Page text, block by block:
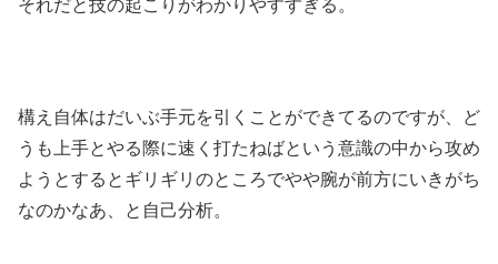
それだと技の起こりがわかりやすすぎる。
構え自体はだいぶ手元を引くことができてるのですが、ど
うも上手とやる際に速く打たねばという意識の中から攻め
ようとするとギリギリのところでやや腕が前方にいきがち
なのかなあ、と自己分析。